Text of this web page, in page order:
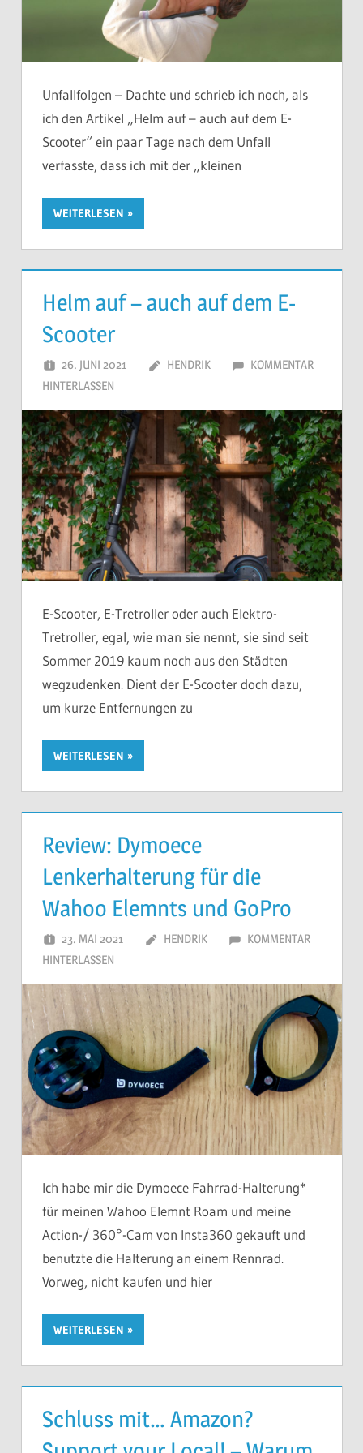
Unfallfolgen – Dachte und schrieb ich noch, als
ich den Artikel „Helm auf – auch auf dem E-
Scooter“ ein paar Tage nach dem Unfall
verfasste, dass ich mit der „kleinen
WEITERLESEN
Helm auf – auch auf dem E-
Scooter
26. JUNI 2021 HENDRIK
KOMMENTAR
HINTERLASSEN
E-Scooter, E-Tretroller oder auch Elektro-
Tretroller, egal, wie man sie nennt, sie sind seit
Sommer 2019 kaum noch aus den Städten
wegzudenken. Dient der E-Scooter doch dazu,
um kurze Entfernungen zu
WEITERLESEN
Review: Dymoece
Lenkerhalterung für die
Wahoo Elemnts und GoPro
23. MAI 2021 HENDRIK
KOMMENTAR
HINTERLASSEN
Ich habe mir die Dymoece Fahrrad-Halterung*
für meinen Wahoo Elemnt Roam und meine
Action-/ 360°-Cam von Insta360 gekauft und
benutzte die Halterung an einem Rennrad.
Vorweg, nicht kaufen und hier
WEITERLESEN
Schluss mit… Amazon?